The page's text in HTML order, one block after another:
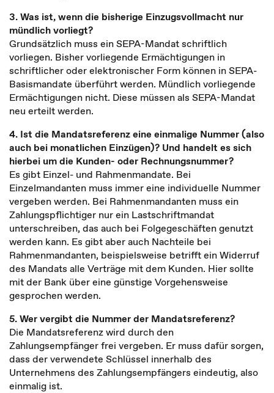
3. Was ist, wenn die bisherige Einzugsvollmacht nur
mündlich vorliegt?
Grundsätzlich muss ein SEPA-Mandat schriftlich
vorliegen. Bisher vorliegende Ermächtigungen in
schriftlicher oder elektronischer Form können in SEPA-
Basismandate überführt werden. Mündlich vorliegende
Ermächtigungen nicht. Diese müssen als SEPA-Mandat
neu erteilt werden.
4. Ist die Mandatsreferenz eine einmalige Nummer (also
auch bei monatlichen Einzügen)? Und handelt es sich
hierbei um die Kunden- oder Rechnungsnummer?
Es gibt Einzel- und Rahmenmandate. Bei
Einzelmandanten muss immer eine individuelle Nummer
vergeben werden. Bei Rahmenmandanten muss ein
Zahlungspflichtiger nur ein Lastschriftmandat
unterschreiben, das auch bei Folgegeschäften genutzt
werden kann. Es gibt aber auch Nachteile bei
Rahmenmandanten, beispielsweise betrifft ein Widerruf
des Mandats alle Verträge mit dem Kunden. Hier sollte
mit der Bank über eine günstige Vorgehensweise
gesprochen werden.
5. Wer vergibt die Nummer der Mandatsreferenz?
Die Mandatsreferenz wird durch den
Zahlungsempfänger frei vergeben. Er muss dafür sorgen,
dass der verwendete Schlüssel innerhalb des
Unternehmens des Zahlungsempfängers eindeutig, also
einmalig ist.